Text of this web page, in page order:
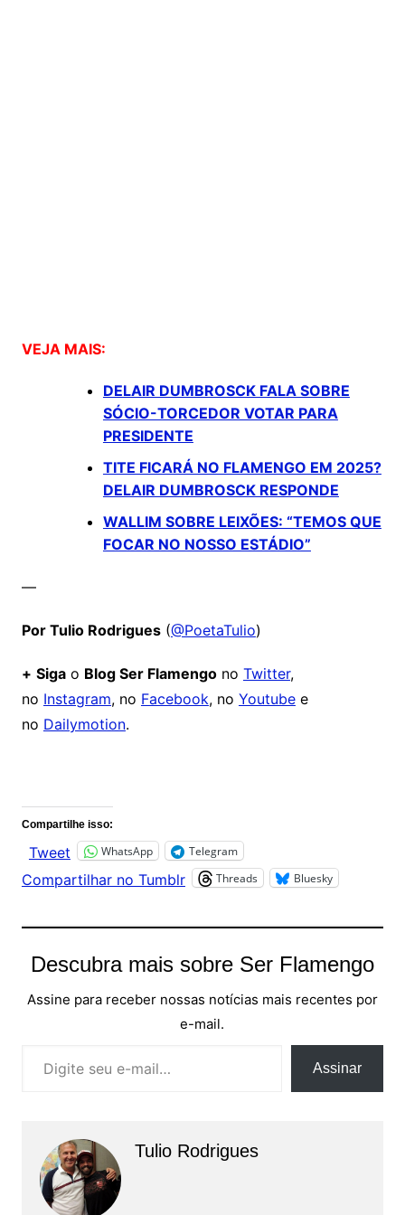
VEJA MAIS:
DELAIR DUMBROSCK FALA SOBRE
SÓCIO-TORCEDOR VOTAR PARA
PRESIDENTE
TITE FICARÁ NO FLAMENGO EM 2025?
DELAIR DUMBROSCK RESPONDE
WALLIM SOBRE LEIXÕES: “TEMOS QUE
FOCAR NO NOSSO ESTÁDIO”
—
Por Tulio Rodrigues(@PoetaTulio)
+ Sigao Blog Ser Flamengono Twitter,
no Instagram, no Facebook, no Youtubee
no Dailymotion.
Compartilhe isso:
Tweet WhatsApp Telegram
Compartilhar no Tumblr Threads Bluesky
Descubra mais sobre Ser Flamengo
Assine para receber nossas notícias mais recentes por
e-mail.
Assinar
Tulio Rodrigues